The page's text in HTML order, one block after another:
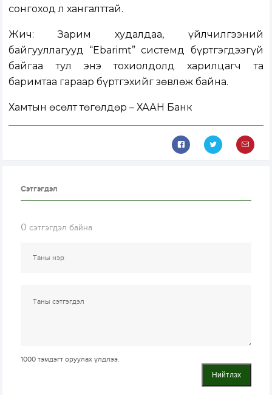
сонгоход л хангалттай.
Жич: Зарим худалдаа, үйлчилгээний
байгууллагууд “Ebarimt” системд бүртгэгдээгүй
байгаа тул энэ тохиолдолд харилцагч та
баримтаа гараар бүртгэхийг зөвлөж байна.
Хамтын өсөлт төгөлдөр – ХААН Банк
Сэтгэгдэл
0 сэтгэгдэл байна
1000 тэмдэгт оруулах үлдлээ.
Нийтлэх